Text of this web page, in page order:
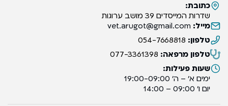
כתובת:
שדרות המייסדים 39 מושב ערוגות
מייל: vet.arugot@gmail.com
טלפון: 054-7668818
טלפון מרפאה: 077-3361398
שעות פעילות:
ימים א’ – ה’ 19:00-09:00
יום ו’ 09:00 – 14:00